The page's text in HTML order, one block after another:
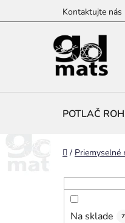
na
Kontaktujte nás
POTLAČ
Domov
/ Priemyselné
Na sklade 7